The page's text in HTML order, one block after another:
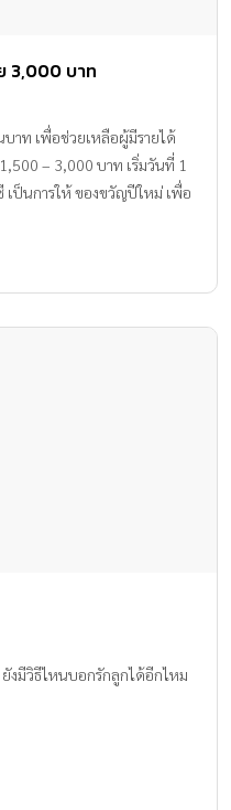
3,000 บาท
าท เพื่อช่วยเหลือผู้มีรายได้
– 3,000 บาท เริ่มวันที่ 1
ป็นการให้ ของขวัญปีใหม่ เพื่อ
งมีวิธีไหนบอกรักลูกได้อีกไหม